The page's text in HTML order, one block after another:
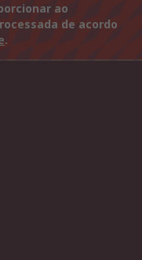
ao
de acordo
.